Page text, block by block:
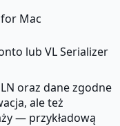
Mac
lub VL Serializer
oraz dane zgodne
ale też
— przykładową